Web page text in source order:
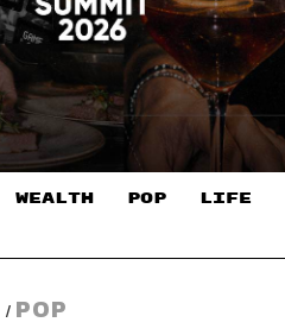
WEALTH POP LIFE
/ POP